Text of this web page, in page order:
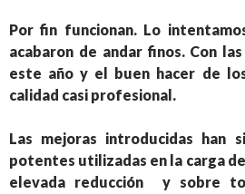
Por fin funcionan. Lo
acabaron de andar finos. Con
este año y el buen hacer de
calidad casi profesional.
Las mejoras introducidas han
potentes utilizadas en la carga
elevada reducción y sobre